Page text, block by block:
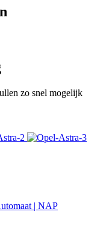
zo snel mogelijk
| NAP